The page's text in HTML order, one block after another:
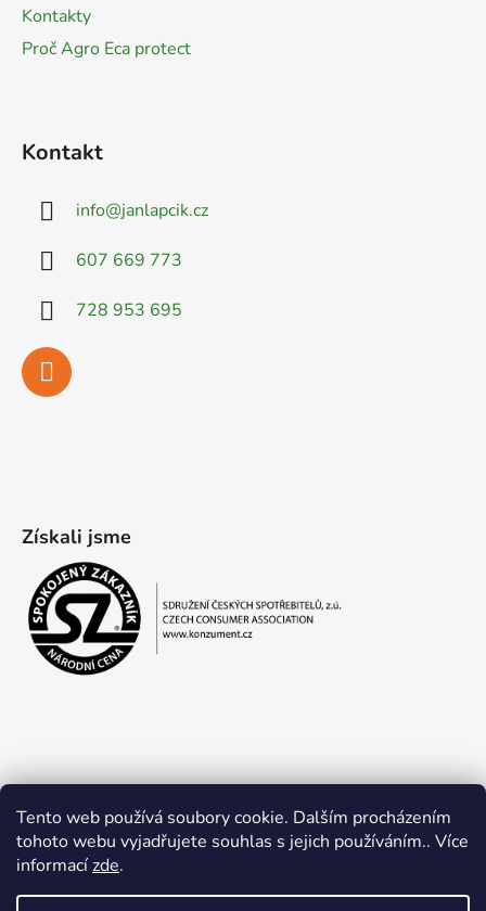
Tento web používá soubory cookie. Dalším procházením
tohoto webu vyjadřujete souhlas s jejich používáním.. Více
informacízde.
Kontakty
Proč Agro Eca protect
Kontakt
info@janlapcik.cz
607 669 773
728 953 695
Získali jsme